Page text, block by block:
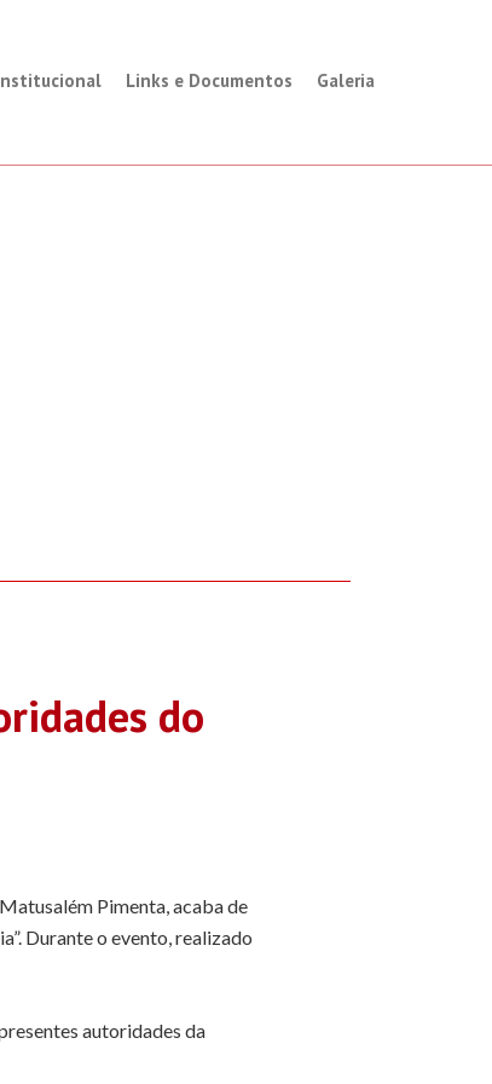
Links e Documentos Galeria
do
Pimenta, acaba de
Durante o evento, realizado
autoridades da